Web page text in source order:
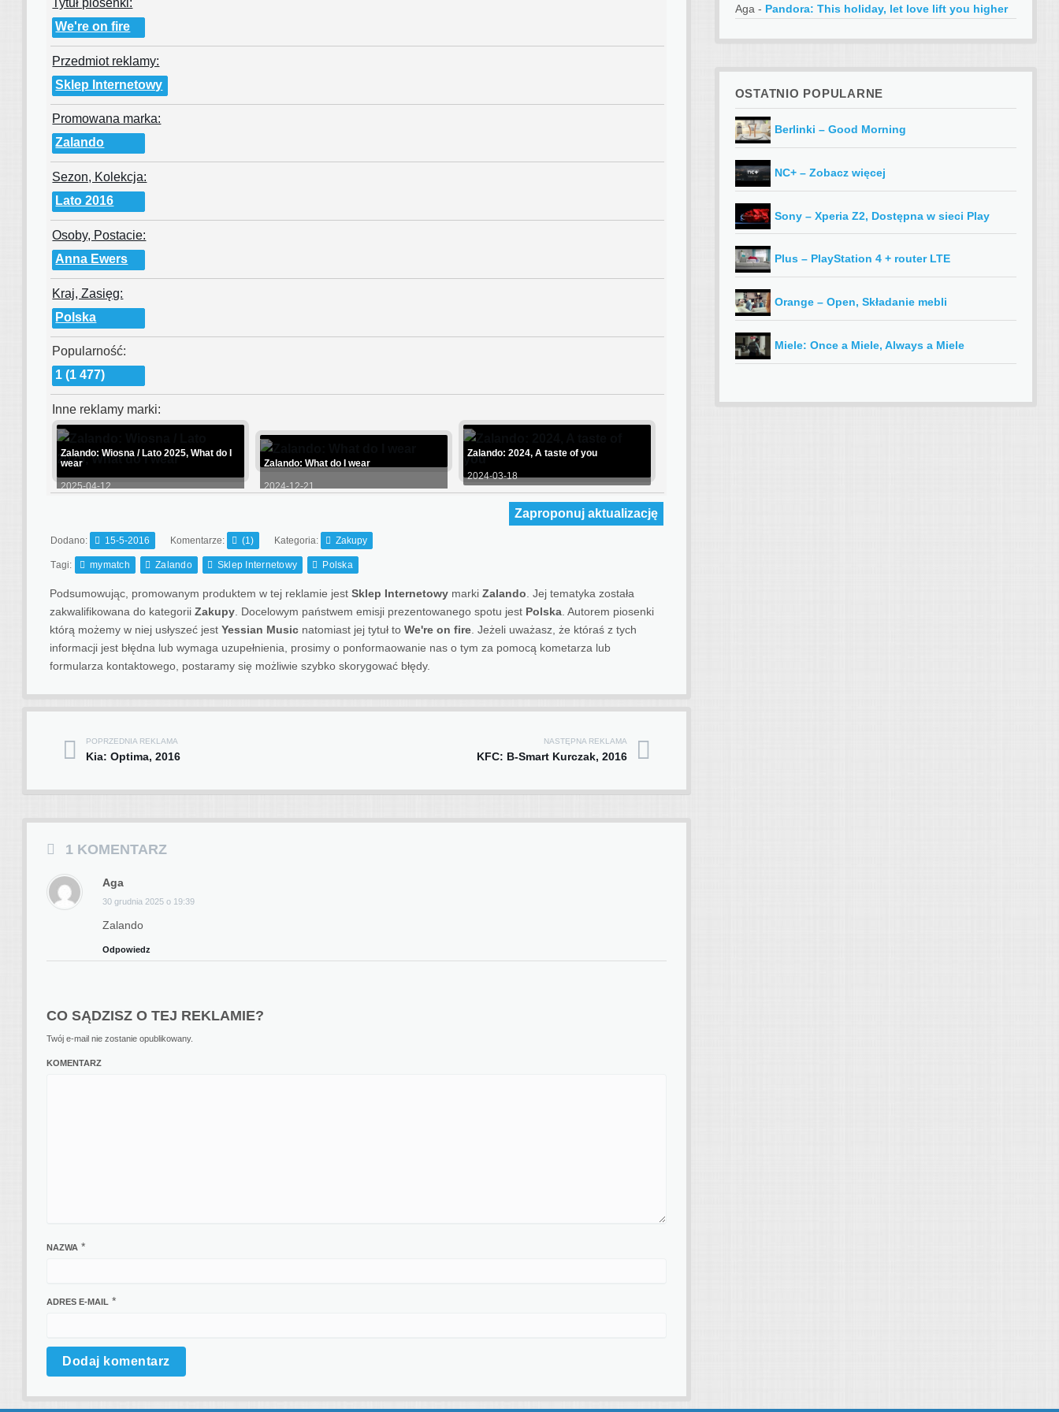
We're on fire
Przedmiot reklamy:
Sklep Internetowy
Promowana marka:
Zalando
Sezon, Kolekcja:
Lato 2016
Osoby, Postacie:
Anna Ewers
Kraj, Zasięg:
Polska
Popularność:
1 (1 477)
Inne reklamy marki:
Zalando: Wiosna / Lato 2025, What do I
wear
2025-04-12
Zalando: What do I wear
2024-12-21
Zalando: 2024, A taste of you
2024-03-18
Zaproponuj aktualizację
Dodano: 15-5-2016 Komentarze: (1) Kategoria: Zakupy
Tagi: mymatch Zalando Sklep Internetowy Polska
Podsumowując, promowanym produktem w tej reklamie jestSklep Internetowy markiZalando. Jej tematyka została
zakwalifikowana do kategoriiZakupy. Docelowym państwem emisji prezentowanego spotu jest Polska.Autorem piosenki
którą możemy w niej usłyszeć jestYessian Music natomiast jej tytuł toWe're on fire. Jeżeli uważasz, że któraś z tych
informacji jest błędna lub wymaga uzupełnienia, prosimy o ponformaowanie nas o tym za pomocą kometarza lub
formularza kontaktowego, postaramy się możliwie szybko skorygować błędy.
Post navigation
POPRZEDNIA REKLAMA
Kia: Optima, 2016
NASTĘPNA REKLAMA
KFC: B-Smart Kurczak, 2016
1 KOMENTARZ
Aga
30 grudnia 2025 o 19:39
Zalando
Odpowiedz
CO SĄDZISZ O TEJ REKLAMIE?
Twój e-mail nie zostanie opublikowany.
KOMENTARZ
NAZWA *
ADRES E-MAIL *
Aga - Pandora: This holiday, let love lift you higher
OSTATNIO POPULARNE
Berlinki – Good Morning
NC+ – Zobacz więcej
Sony – Xperia Z2, Dostępna w sieci Play
Plus – PlayStation 4 + router LTE
Orange – Open, Składanie mebli
Miele: Once a Miele, Always a Miele